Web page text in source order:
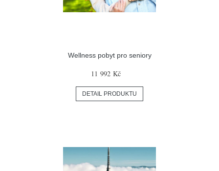
Wellness pobyt pro seniory
11 992 Kč
DETAIL PRODUKTU